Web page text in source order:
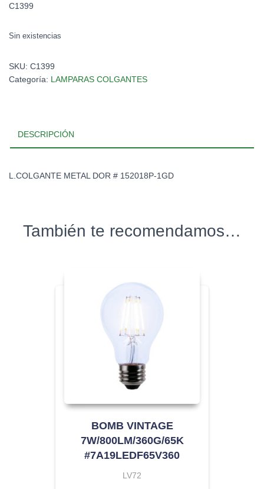
C1399
Sin existencias
SKU: C1399
Categoría: LAMPARAS COLGANTES
DESCRIPCIÓN
L.COLGANTE METAL DOR # 152018P-1GD
También te recomendamos…
BOMB VINTAGE
7W/800LM/360G/65K
#7A19LEDF65V360
LV72